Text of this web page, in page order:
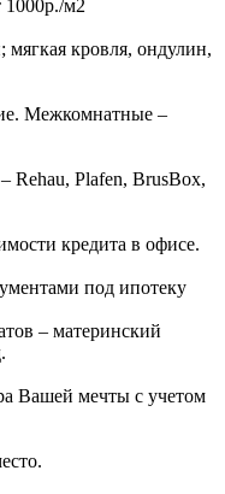
1000р./м2
кровля, ондулин,
Межкомнатные –
Rehau, Plafen, BrusBox,
кредита в офисе.
под ипотеку
– материнский
Вашей мечты с учетом